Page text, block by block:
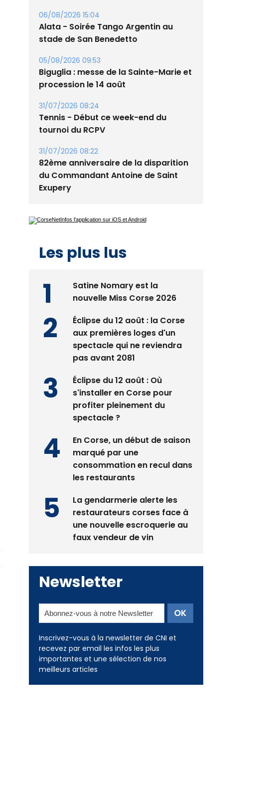
06/08/2026 15:04
Alata - Soirée Tango Argentin au
stade de San Benedetto
05/08/2026 09:53
Biguglia : messe de la Sainte-Marie et
procession le 14 août
31/07/2026 08:24
Tennis - Début ce week-end du
tournoi du RCPV
31/07/2026 08:22
82ème anniversaire de la disparition
du Commandant Antoine de Saint
Exupery
Les plus lus
Satine Nomary est la
nouvelle Miss Corse 2026
Éclipse du 12 août : la Corse
aux premières loges d'un
spectacle qui ne reviendra
pas avant 2081
Éclipse du 12 août : Où
s'installer en Corse pour
profiter pleinement du
spectacle ?
En Corse, un début de saison
marqué par une
consommation en recul dans
les restaurants
La gendarmerie alerte les
restaurateurs corses face à
une nouvelle escroquerie au
faux vendeur de vin
Newsletter
Inscrivez-vous à la newsletter de CNI et
recevez par email les infos les plus
importantes et une sélection de nos
meilleurs articles